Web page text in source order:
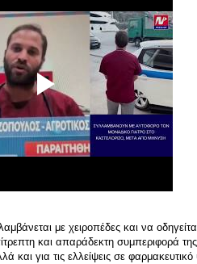
με χειροπέδες και να
και απαράδεκτη συμπεριφορά
και για τις ελλείψεις σε